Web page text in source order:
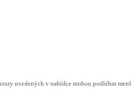
uvedených v nabídce mohou podléhat